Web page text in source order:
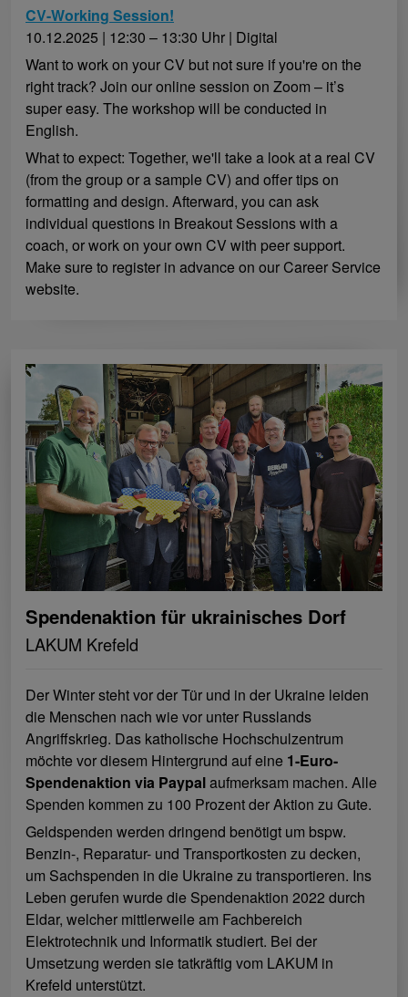
CV-Working Session!
10.12.2025 | 12:30 – 13:30 Uhr | Digital
Want to work on your CV but not sure if you're on the
right track? Join our online session on Zoom – it’s
super easy. The workshop will be conducted in
English.
What to expect: Together, we'll take a look at a real CV
(from the group or a sample CV) and offer tips on
formatting and design. Afterward, you can ask
individual questions in Breakout Sessions with a
coach, or work on your own CV with peer support.
Make sure to register in advance on our Career Service
website.
Spendenaktion für ukrainisches Dorf
LAKUM Krefeld
Der Winter steht vor der Tür und in der Ukraine leiden
die Menschen nach wie vor unter Russlands
Angriffskrieg. Das katholische Hochschulzentrum
möchte vor diesem Hintergrund auf eine 1-Euro-
Spendenaktion via Paypalaufmerksam machen. Alle
Spenden kommen zu 100 Prozent der Aktion zu Gute.
Geldspenden werden dringend benötigt um bspw.
Benzin-, Reparatur- und Transportkosten zu decken,
um Sachspenden in die Ukraine zu transportieren. Ins
Leben gerufen wurde die Spendenaktion 2022 durch
Eldar, welcher mittlerweile am Fachbereich
Elektrotechnik und Informatik studiert. Bei der
Umsetzung werden sie tatkräftig vom LAKUM in
Krefeld unterstützt.